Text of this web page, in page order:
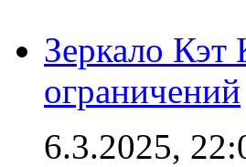
Зеркало Кэт
ограничений
6.3.2025,